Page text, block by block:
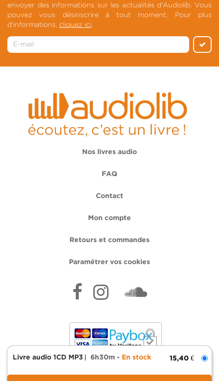
Livre audio 1CD MP3 6h30m En stock 15,40 €
envoyer des informations sur les actualités d'Audiolib. Vous
pouvez vous désinscrire à tout moment. Pour plus
d'informations, cliquez ici.
Nos livres audio
FAQ
Contact
Mon compte
Retours et commandes
Paramétrer vos cookies